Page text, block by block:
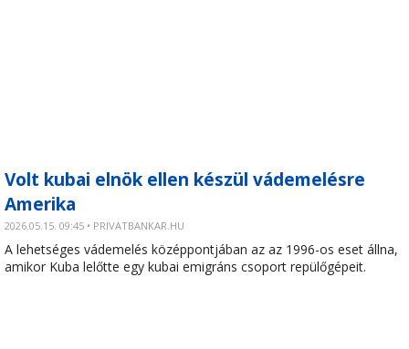
Volt kubai elnök ellen készül vádemelésre
Amerika
2026.05.15. 09:45 • PRIVATBANKAR.HU
A lehetséges vádemelés középpontjában az az 1996-os eset állna,
amikor Kuba lelőtte egy kubai emigráns csoport repülőgépeit.